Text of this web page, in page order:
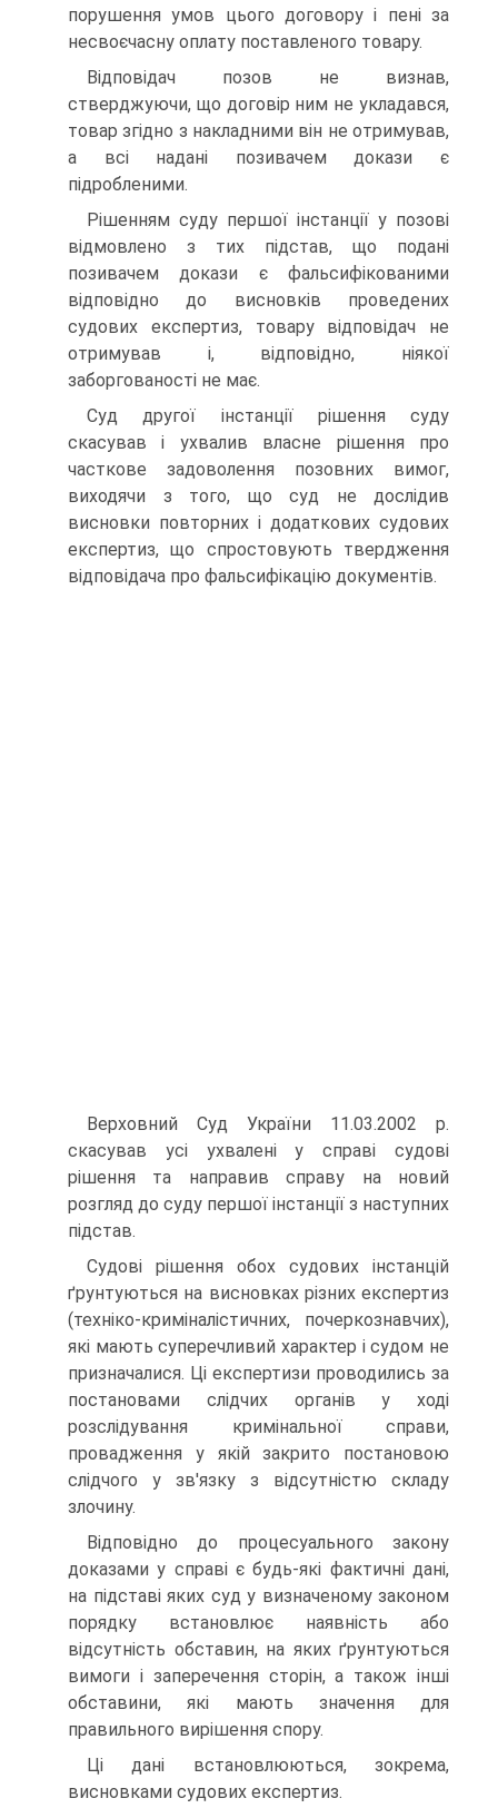
порушення умов цього договору і пені за
несвоєчасну оплату поставленого товару.
Відповідач позов не визнав,
стверджуючи, що договір ним не укладався,
товар згідно з накладними він не отримував,
а всі надані позивачем докази є
підробленими.
Рішенням суду першої інстанції у позові
відмовлено з тих підстав, що подані
позивачем докази є фальсифікованими
відповідно до висновків проведених
судових експертиз, товару відповідач не
отримував і, відповідно, ніякої
заборгованості не має.
Суд другої інстанції рішення суду
скасував і ухвалив власне рішення про
часткове задоволення позовних вимог,
виходячи з того, що суд не дослідив
висновки повторних і додаткових судових
експертиз, що спростовують твердження
відповідача про фальсифікацію документів.
Верховний Суд України 11.03.2002 р.
скасував усі ухвалені у справі судові
рішення та направив справу на новий
розгляд до суду першої інстанції з наступних
підстав.
Судові рішення обох судових інстанцій
ґрунтуються на висновках різних експертиз
(техніко-криміналістичних, почеркознавчих),
які мають суперечливий характер і судом не
призначалися. Ці експертизи проводились за
постановами слідчих органів у ході
розслідування кримінальної справи,
провадження у якій закрито постановою
слідчого у зв'язку з відсутністю складу
злочину.
Відповідно до процесуального закону
доказами у справі є будь-які фактичні дані,
на підставі яких суд у визначеному законом
порядку встановлює наявність або
відсутність обставин, на яких ґрунтуються
вимоги і заперечення сторін, а також інші
обставини, які мають значення для
правильного вирішення спору.
Ці дані встановлюються, зокрема,
висновками судових експертиз.